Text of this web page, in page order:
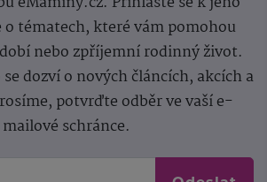
o tématech, které vám pomohou
nebo zpříjemní rodinný život.
dozví o nových článcích, akcích a
potvrďte odběr ve vaší e-
mailové schránce.